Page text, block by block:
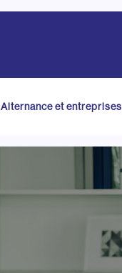
Alternance et entreprises